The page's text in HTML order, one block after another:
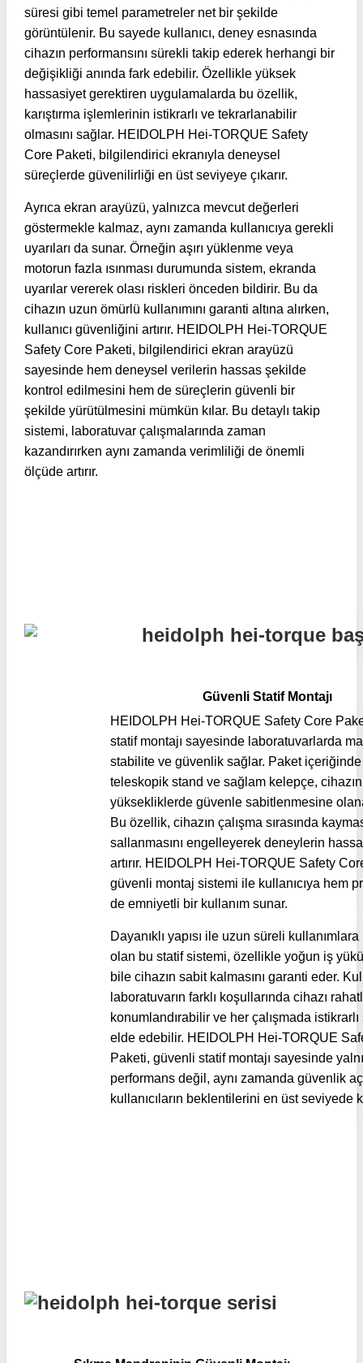
süresi gibi temel parametreler net bir şekilde
görüntülenir. Bu sayede kullanıcı, deney esnasında
cihazın performansını sürekli takip ederek herhangi bir
değişikliği anında fark edebilir. Özellikle yüksek
hassasiyet gerektiren uygulamalarda bu özellik,
karıştırma işlemlerinin istikrarlı ve tekrarlanabilir
olmasını sağlar. HEIDOLPH Hei-TORQUE Safety
Core Paketi, bilgilendirici ekranıyla deneysel
süreçlerde güvenilirliği en üst seviyeye çıkarır.
Ayrıca ekran arayüzü, yalnızca mevcut değerleri
göstermekle kalmaz, aynı zamanda kullanıcıya gerekli
uyarıları da sunar. Örneğin aşırı yüklenme veya
motorun fazla ısınması durumunda sistem, ekranda
uyarılar vererek olası riskleri önceden bildirir. Bu da
cihazın uzun ömürlü kullanımını garanti altına alırken,
kullanıcı güvenliğini artırır. HEIDOLPH Hei-TORQUE
Safety Core Paketi, bilgilendirici ekran arayüzü
sayesinde hem deneysel verilerin hassas şekilde
kontrol edilmesini hem de süreçlerin güvenli bir
şekilde yürütülmesini mümkün kılar. Bu detaylı takip
sistemi, laboratuvar çalışmalarında zaman
kazandırırken aynı zamanda verimliliği de önemli
ölçüde artırır.
Güvenli Statif Montajı
HEIDOLPH Hei-TORQUE Safety Core
statif montajı sayesinde laboratuvarlarda
stabilite ve güvenlik sağlar. Paket
teleskopik stand ve sağlam kelepçe, cihazın
yüksekliklerde güvenle sabitlenmesine
Bu özellik, cihazın çalışma sırasında
sallanmasını engelleyerek deneylerin
artırır. HEIDOLPH Hei-TORQUE Safety
güvenli montaj sistemi ile kullanıcıya hem
de emniyetli bir kullanım sunar.
Dayanıklı yapısı ile uzun süreli
olan bu statif sistemi, özellikle yoğun iş
bile cihazın sabit kalmasını garanti eder.
laboratuvarın farklı koşullarında cihazı
konumlandırabilir ve her çalışmada
elde edebilir. HEIDOLPH Hei-TORQUE
Paketi, güvenli statif montajı sayesinde
performans değil, aynı zamanda güvenlik
kullanıcıların beklentilerini en üst seviyede